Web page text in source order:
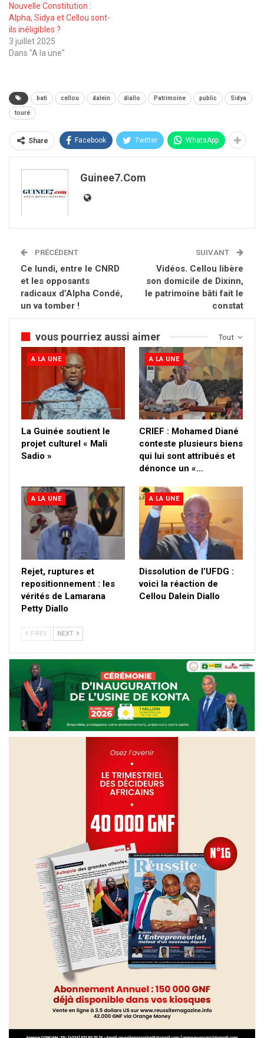
Nouvelle Constitution :
Alpha, Sidya et Cellou sont-
ils inéligibles ?
3 juillet 2025
Dans "A la une"
bati cellou dalein diallo Patrimoine public Sidya
touré
Share Facebook Twitter WhatsApp
Guinee7.com
PRÉCÉDENT
Ce lundi, entre le CNRD
et les opposants
radicaux d’Alpha Condé,
un va tomber !
SUIVANT
Vidéos. Cellou libère
son domicile de Dixinn,
le patrimoine bâti fait le
constat
Tout
vous pourriez aussi aimer
A LA UNE
La Guinée soutient le
projet culturel « Mali
Sadio »
A LA UNE
CRIEF : Mohamed Diané
conteste plusieurs biens
qui lui sont attribués et
dénonce un «…
A LA UNE
Rejet, ruptures et
repositionnement : les
vérités de Lamarana
Petty Diallo
A LA UNE
Dissolution de l’UFDG :
voici la réaction de
Cellou Dalein Diallo
PREV NEXT